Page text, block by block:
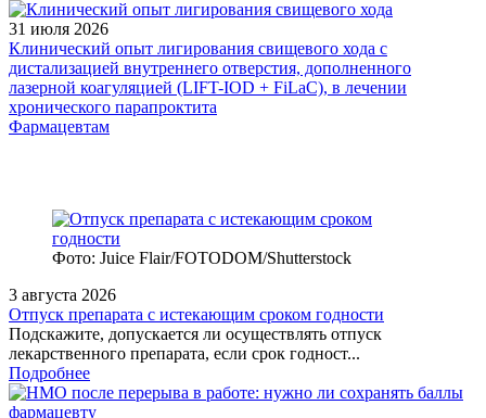
31 июля 2026
Клинический опыт лигирования свищевого хода с
дистализацией внутреннего отверстия, дополненного
лазерной коагуляцией (LIFT-IOD + FiLaC), в лечении
хронического парапроктита
Фармацевтам
Фото: Juice Flair/FOTODOM/Shutterstoсk
3 августа 2026
Отпуск препарата с истекающим сроком годности
Подскажите, допускается ли осуществлять отпуск
лекарственного препарата, если срок годност...
Подробнее